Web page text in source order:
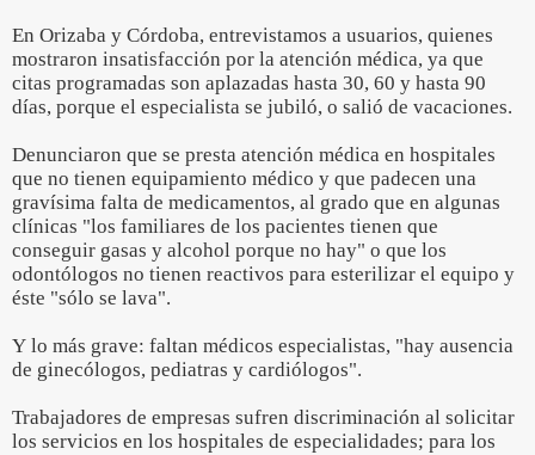
En Orizaba y Córdoba, entrevistamos a usuarios, quienes
mostraron insatisfacción por la atención médica, ya que
citas programadas son aplazadas hasta 30, 60 y hasta 90
días, porque el especialista se jubiló, o salió de vacaciones.
Denunciaron que se presta atención médica en hospitales
que no tienen equipamiento médico y que padecen una
gravísima falta de medicamentos, al grado que en algunas
clínicas "los familiares de los pacientes tienen que
conseguir gasas y alcohol porque no hay" o que los
odontólogos no tienen reactivos para esterilizar el equipo y
éste "sólo se lava".
Y lo más grave: faltan médicos especialistas, "hay ausencia
de ginecólogos, pediatras y cardiólogos".
Trabajadores de empresas sufren discriminación al solicitar
los servicios en los hospitales de especialidades; para los